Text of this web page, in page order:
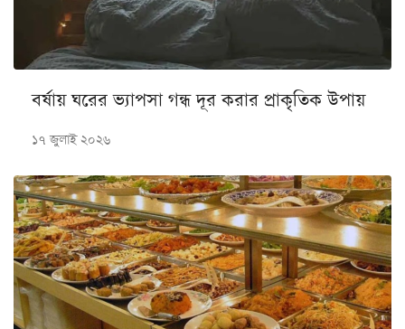
বর্ষায় ঘরের ভ্যাপসা গন্ধ দূর করার প্রাকৃতিক উপায়
১৭ জুলাই ২০২৬